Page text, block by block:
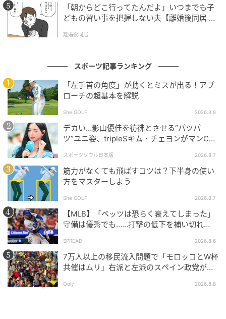
「朝からどこ行ってたんだよ」いつまでも子
どもの習い事を把握しない夫【離婚後同居 Vo
離婚後同居
スポーツ記事ランキング
「左手首の角度」が動くとミスが出る！アプ
ローチの超基本を解説
She GOLF 2026.8.8
デカい…影山優佳を彷彿とさせる“パツパ
ツ”ユニ姿、tripleSキム・チェヨンがマンC対
スポーツソウル日本版 2026.8.7
筋力がなくても飛ばすコツは？下半身の使い
方をマスターしよう
She GOLF 2026.8.7
【MLB】「ベッツは恐らく衰えてしまった」
守備は優秀でも……打撃の低下を補い切れ
し始めるべき」
SPREAD 2026.8.6
7万人以上の移民流入問題で「モロッコとW杯
共催はムリ」右派と左派のスペイン政党が要
Qoly 2026.8.8